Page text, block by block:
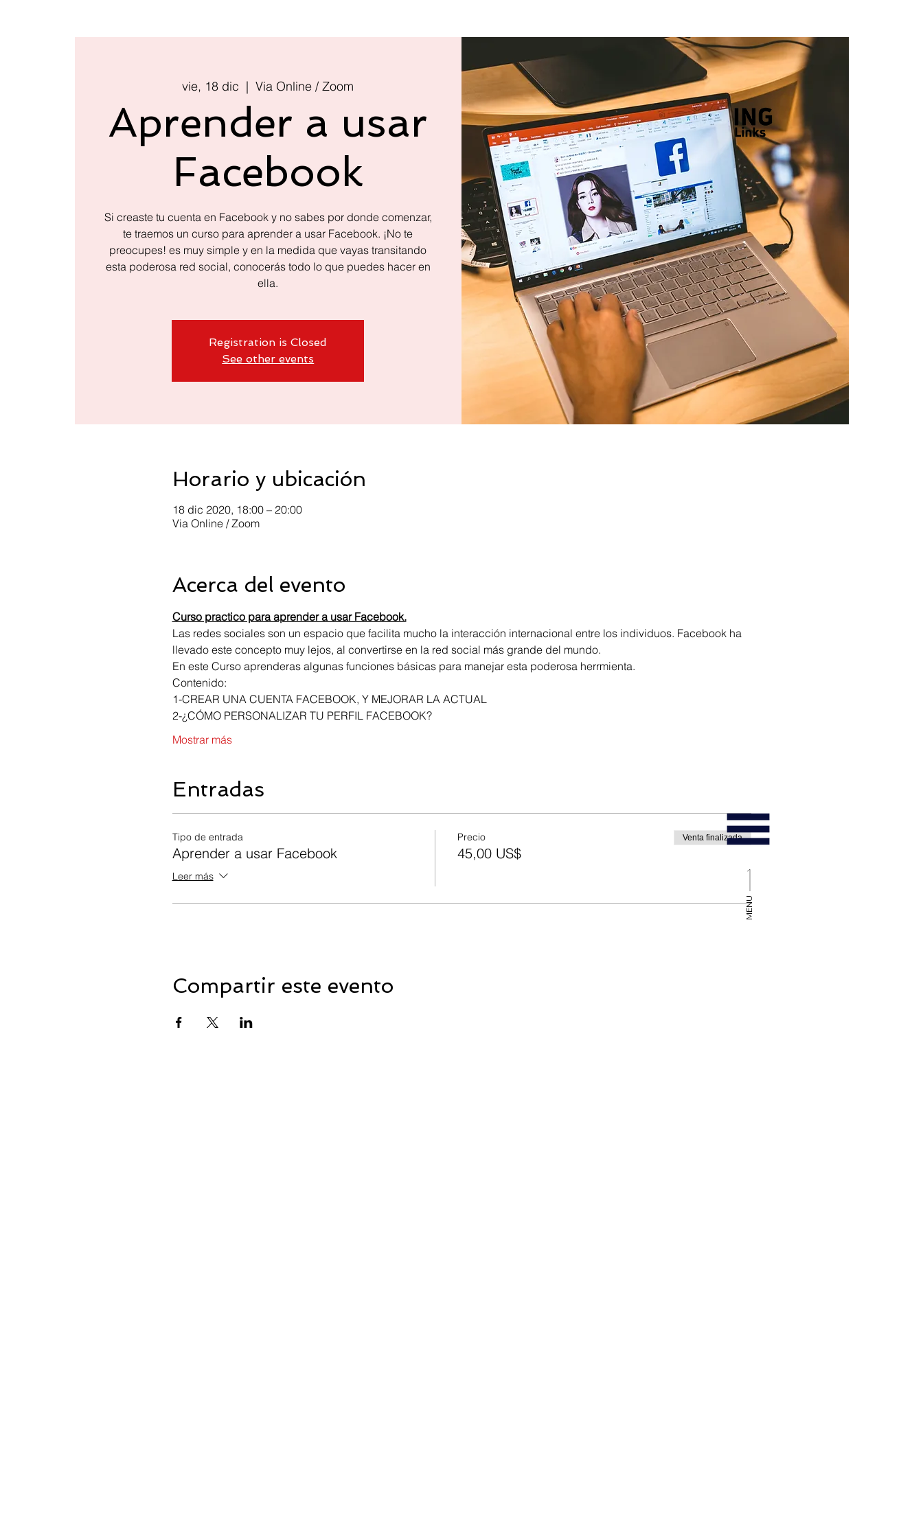
MENU
vie, 18 dic
  |
Via Online / Zoom
Aprender a usar
Facebook
Si creaste tu cuenta en Facebook y no sabes por donde comenzar,
te traemos un curso para aprender a usar Facebook. ¡No te
preocupes! es muy simple y en la medida que vayas transitando
esta poderosa red social, conocerás todo lo que puedes hacer en
ella.
Registration is Closed
See other events
Horario y ubicación
18 dic 2020, 18:00 – 20:00
Via Online / Zoom
Acerca del evento
Curso practico para aprender a usar Facebook.
Las redes sociales son un espacio que facilita mucho la interacción internacional entre los individuos. Facebook ha
llevado este concepto muy lejos, al convertirse en la red social más grande del mundo.
En este Curso aprenderas algunas funciones básicas para manejar esta poderosa herrmienta.
Contenido:
1-CREAR UNA CUENTA FACEBOOK, Y MEJORAR LA ACTUAL
2-¿CÓMO PERSONALIZAR TU PERFIL FACEBOOK?
Mostrar más
Entradas
Tipo de entrada
Aprender a usar Facebook
Leer más
Precio
45,00 US$
Venta finalizada
Compartir este evento